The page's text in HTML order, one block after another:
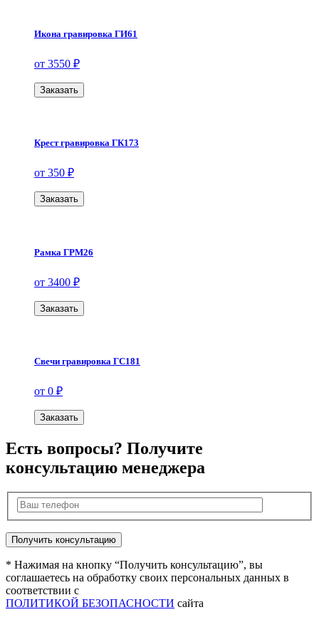
Икона гравировка ГИ61
от 3550 ₽
Заказать
Крест гравировка ГК173
от 350 ₽
Заказать
Рамка ГРМ26
от 3400 ₽
Заказать
Свечи гравировка ГС181
от 0 ₽
Заказать
Есть вопросы? Получите
консультацию менеджера
* Нажимая на кнопку “Получить консультацию”, вы
соглашаетесь на обработку своих персональных данных в
соответствии с
ПОЛИТИКОЙ БЕЗОПАСНОСТИ сайта